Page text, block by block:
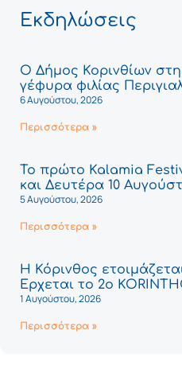
Εκδηλώσεις
Ο Δήμος Κορινθίων
γέφυρα φιλίας
6 Αυγούστου, 2026
Περισσότερα »
Το πρώτο Kalamia
και Δευτέρα 10
5 Αυγούστου, 2026
Περισσότερα »
Η Κόρινθος
Έρχεται το 2ο
1 Αυγούστου, 2026
Περισσότερα »